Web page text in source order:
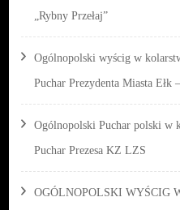
„Rybny Przełaj”
Ogólnopolski wyścig w
Puchar Prezydenta Miasta Ełk
Ogólnopolski Puchar polski w
Puchar Prezesa KZ LZS
OGÓLNOPOLSKI WYŚCIG